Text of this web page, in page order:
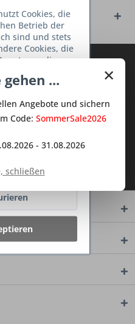
Deine
und verpassen
Aktion mehr aus
×
gehen ...
Angebote und sichern
Code: SommerSale2026
- 31.08.2026
schließen
Cookies, die
Betrieb der
sind und stets
Cookies, die
dieser
Interaktion mit
sollen,
Zustimmung